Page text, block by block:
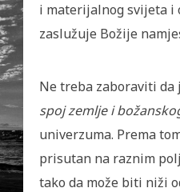
i materijalnog svijeta i
zaslužuje Božije
Ne treba zaboraviti da
spoj zemlje i
univerzuma. Prema
prisutan na raznim
tako da može biti niži